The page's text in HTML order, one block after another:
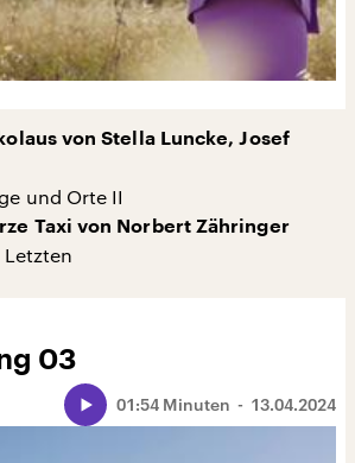
von Stella Luncke, Josef
und Orte II
Taxi von Norbert Zähringer
Letzten
03
13.04.2024
01:54 Minuten